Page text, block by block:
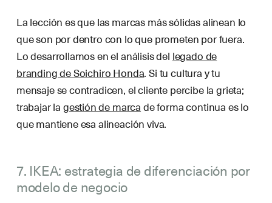
La lección es que las marcas más sólidas alinean lo
que son por dentro con lo que prometen por fuera.
Lo desarrollamos en el análisis del legado de
branding de Soichiro Honda. Si tu cultura y tu
mensaje se contradicen, el cliente percibe la grieta;
trabajar lagestión de marcade forma continua es lo
que mantiene esa alineación viva.
7. IKEA: estrategia de diferenciación por
modelo de negocio